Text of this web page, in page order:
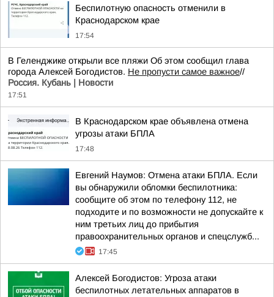
Беспилотную опасность отменили в
Краснодарском крае
17:54
В Геленджике открыли все пляжи Об этом сообщил глава
города Алексей Богодистов. Не пропусти самое важное//
Россия. Кубань | Новости
17:51
В Краснодарском крае объявлена отмена
угрозы атаки БПЛА
17:48
Евгений Наумов: Отмена атаки БПЛА. Если
вы обнаружили обломки беспилотника:
сообщите об этом по телефону 112, не
подходите и по возможности не допускайте к
ним третьих лиц до прибытия
правоохранительных органов и спецслужб...
17:45
Алексей Богодистов: Угроза атаки
беспилотных летательных аппаратов в